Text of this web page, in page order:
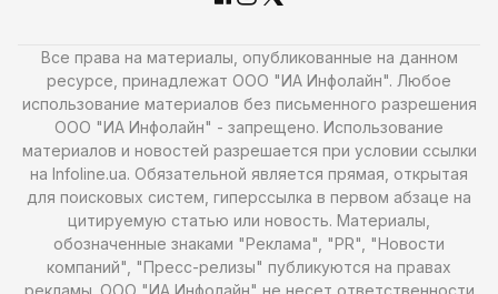
Все права на материалы, опубликованные на данном
ресурсе, принадлежат ООО "ИА Инфолайн". Любое
использование материалов без письменного разрешения
ООО "ИА Инфолайн" - запрещено. Использование
материалов и новостей разрешается при условии ссылки
на Infoline.ua. Обязательной является прямая, открытая
для поисковых систем, гиперссылка в первом абзаце на
цитируемую статью или новость. Материалы,
обозначенные знаками "Реклама", "PR", "Новости
компаний", "Пресс-релизы" публикуются на правах
рекламы. ООО "ИА Инфолайн" не несет ответственности